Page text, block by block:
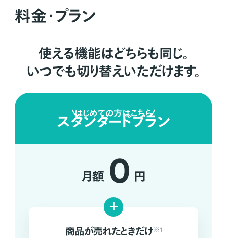
料金・プラン
使える機能はどちらも同じ。
いつでも切り替えいただけます。
はじめての方はこちら
スタンダードプラン
月額 0 円
+
商品が売れたときだけ ※1